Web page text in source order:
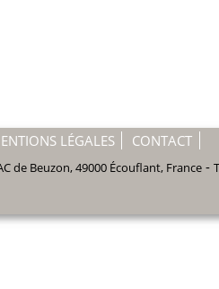
LÉGALES CONTACT
de Beuzon,49000 Écouflant, France-